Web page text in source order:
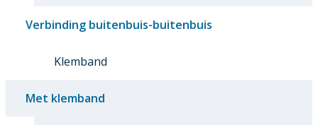
Verbinding buitenbuis-buitenbuis
Klemband
Met klemband